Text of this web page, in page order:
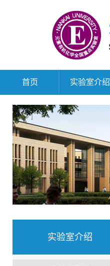
首页 实验室介绍
实验室介绍